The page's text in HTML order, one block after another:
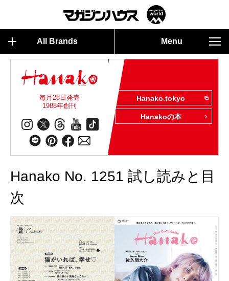
All Brands Menu
毎月28日発売
1988年創刊
Hanako.tokyo
Hanakoの本
Hanako No. 1251 試し読みと目
次